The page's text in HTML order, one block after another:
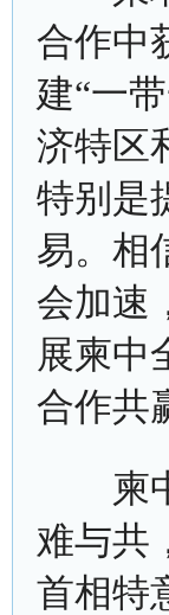
合作中
建“一
济特区
特别是
易。相
会加速
展柬中
合作共
柬中
难与共
首相特